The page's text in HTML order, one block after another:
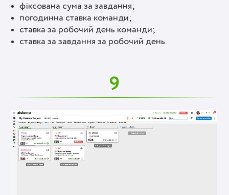
фіксована сума за завдання;
погодинна ставка команди;
ставка за робочий день команди;
ставка за завдання за робочий день.
9